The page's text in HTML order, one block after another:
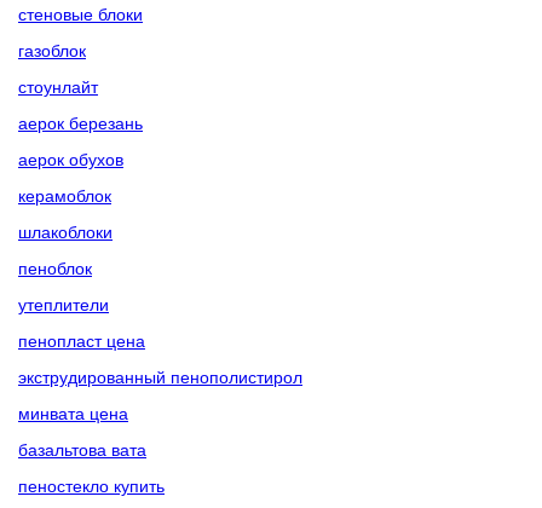
стеновые блоки
газоблок
стоунлайт
аерок березань
аерок обухов
керамоблок
шлакоблоки
пеноблок
утеплители
пенопласт цена
экструдированный пенополистирол
минвата цена
базальтова вата
пеностекло купить